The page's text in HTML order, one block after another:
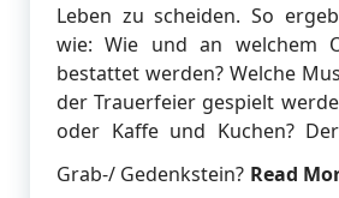
Leben zu scheiden. So
wie: Wie und an welchem
bestattet werden? Welche
der Trauerfeier gespielt
oder Kaffe und Kuchen?
Grab-/ Gedenkstein? Read